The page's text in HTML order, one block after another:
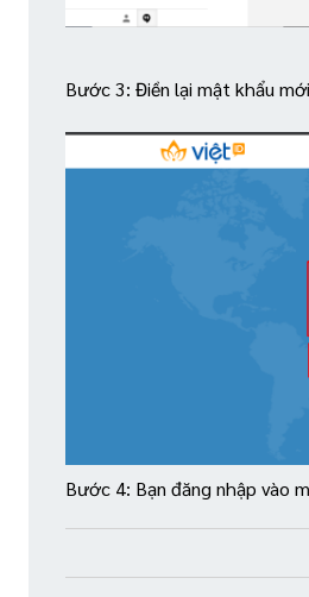
Bước 3: Điền lại mật khẩu
Bước 4: Bạn đăng nhập vào